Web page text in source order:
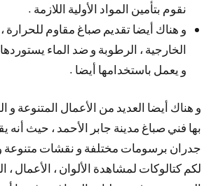
نقوم بتأمين المواد الأولية اللازمة .
و هناك أيضا تقديم صباغ مقاوم للحرارة
الخارجية ، الرطوبة و ضد الماء
و يعمل باستخدامها أيضا .
و هناك أيضا العديد من الأعمال المتنوعة و
بها فني صباغ مدينة جابر الأحمد ، حيث أنه
جدران برسومات مختلفة و نقشات متنوعة
لكم كتالوكات لمشاهدة الألوان ، الأعمال ،